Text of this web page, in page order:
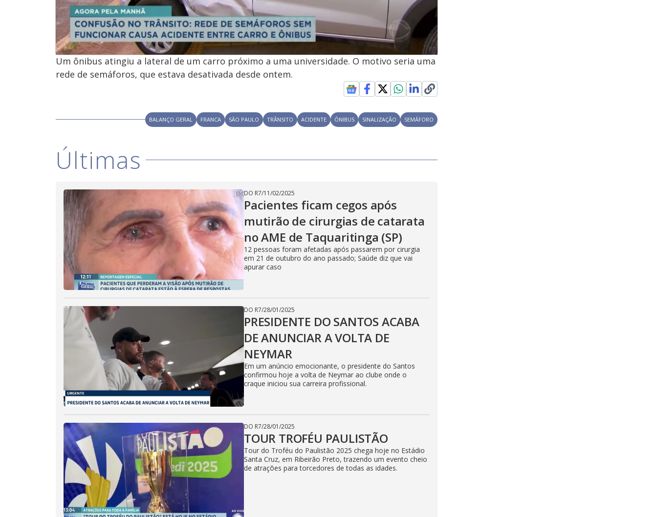
Um ônibus atingiu a lateral de um carro próximo a uma universidade. O motivo seria uma
rede de semáforos, que estava desativada desde ontem.
BALANÇO GERAL FRANCA SÃO PAULO TRÂNSITO ACIDENTE ÔNIBUS SINALIZAÇÃO SEMÁFORO
Últimas
DO R7/11/02/2025
Pacientes ficam cegos após
mutirão de cirurgias de catarata
no AME de Taquaritinga (SP)
12 pessoas foram afetadas após passarem por cirurgia
em 21 de outubro do ano passado; Saúde diz que vai
apurar caso
DO R7/28/01/2025
PRESIDENTE DO SANTOS ACABA
DE ANUNCIAR A VOLTA DE
NEYMAR
Em um anúncio emocionante, o presidente do Santos
confirmou hoje a volta de Neymar ao clube onde o
craque iniciou sua carreira profissional.
DO R7/28/01/2025
TOUR TROFÉU PAULISTÃO
Tour do Troféu do Paulistão 2025 chega hoje no Estádio
Santa Cruz, em Ribeirão Preto, trazendo um evento cheio
de atrações para torcedores de todas as idades.